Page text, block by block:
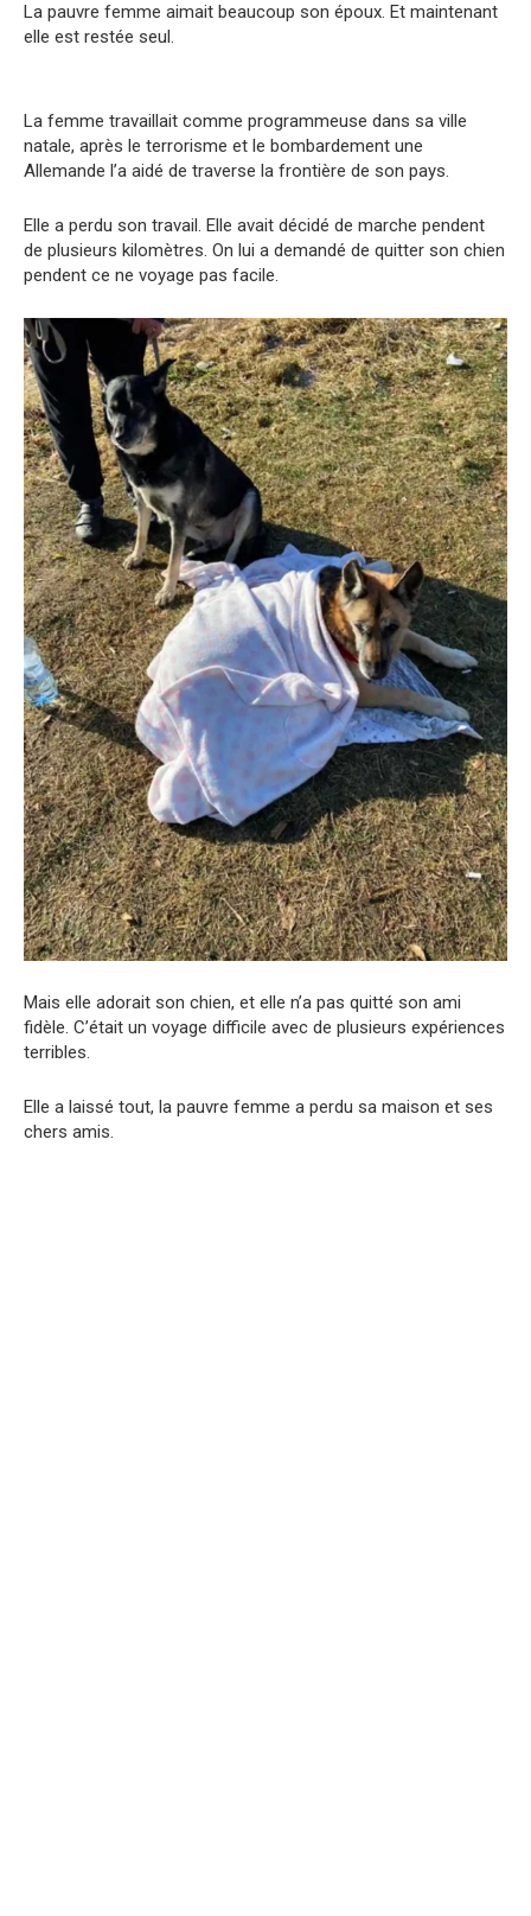
La pauvre femme aimait beaucoup son époux. Et maintenant
elle est restée seul.
La femme travaillait comme programmeuse dans sa ville
natale, après le terrorisme et le bombardement une
Allemande l’a aidé de traverse la frontière de son pays.
Elle a perdu son travail. Elle avait décidé de marche pendent
de plusieurs kilomètres. On lui a demandé de quitter son chien
pendent ce ne voyage pas facile.
Mais elle adorait son chien, et elle n’a pas quitté son ami
fidèle. C’était un voyage difficile avec de plusieurs expériences
terribles.
Elle a laissé tout, la pauvre femme a perdu sa maison et ses
chers amis.